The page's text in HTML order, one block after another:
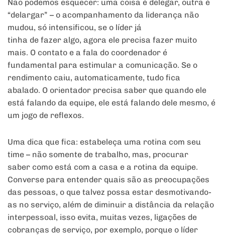
Não podemos esquecer: uma coisa é delegar, outra é
“delargar” – o acompanhamento da liderança não
mudou, só intensificou, se o líder já
tinha de fazer algo, agora ele precisa fazer muito
mais. O contato e a fala do coordenador é
fundamental para estimular a comunicação. Se o
rendimento caiu, automaticamente, tudo fica
abalado. O orientador precisa saber que quando ele
está falando da equipe, ele está falando dele mesmo, é
um jogo de reflexos.
Uma dica que fica: estabeleça uma rotina com seu
time – não somente de trabalho, mas, procurar
saber como está com a casa e a rotina da equipe.
Converse para entender quais são as preocupações
das pessoas, o que talvez possa estar desmotivando-
as no serviço, além de diminuir a distância da relação
interpessoal, isso evita, muitas vezes, ligações de
cobranças de serviço, por exemplo, porque o líder